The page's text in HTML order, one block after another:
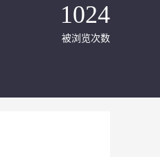
1024
被浏览次数